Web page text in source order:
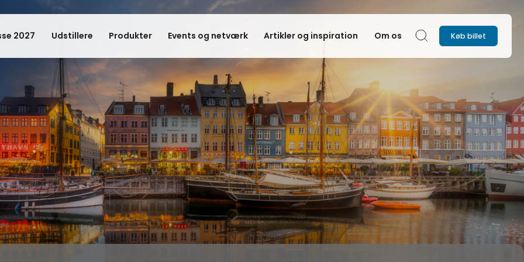
2027 Udstillere Produkter Events og netværk Artikler og inspiration Om os Søg Køb billet